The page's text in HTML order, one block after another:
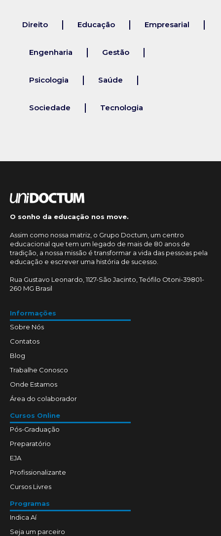
Direito Educação Empresarial
Engenharia Gestão
Psicologia Saúde
Sociedade Tecnologia
O sonho da educação nos move.
Assim como nossa matriz, o Grupo Doctum, um centro
educacional que tem um legado de mais de 80 anos de
tradição, a nossa missão é transformar a vida das pessoas pela
educação e escrever uma história de sucesso.
Rua Gustavo Leonardo, 1127-São Jacinto, Teófilo Otoni-39801-
260 MG Brasil
Informações
Sobre Nós
Contatos
Blog
Trabalhe Conosco
Onde Estamos
Área do colaborador
Cursos Online
Pós-Graduação
Preparatório
EJA
Profissionalizante
Cursos Livres
Programas
Indica Aí
Seja um parceiro